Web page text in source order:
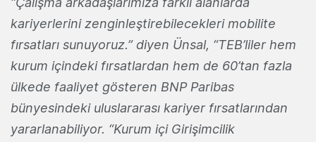
kariyerlerini zenginleştirebilecekleri mobilite
fırsatları sunuyoruz.” diyen Ünsal, “TEB’liler hem
kurum içindeki fırsatlardan hem de 60’tan fazla
ülkede faaliyet gösteren BNP Paribas
bünyesindeki uluslararası kariyer fırsatlarından
yararlanabiliyor. “Kurum içi Girişimcilik